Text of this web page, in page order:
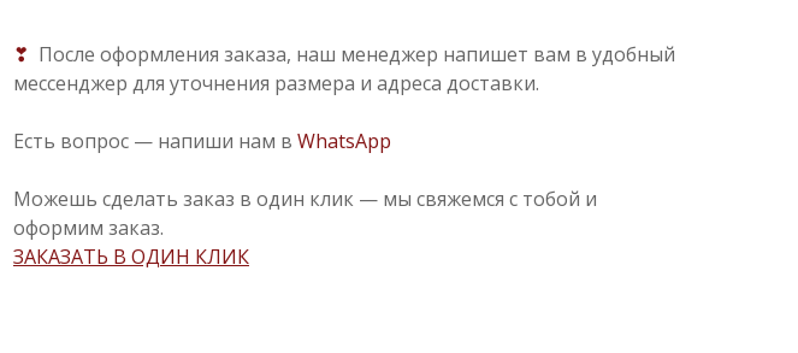
❣ После оформления заказа, наш менеджер напишет вам в удобный
мессенджер для уточнения размера и адреса доставки.
Есть вопрос — напиши нам в WhatsApp
Можешь сделать заказ в один клик — мы свяжемся с тобой и
оформим заказ.
ЗАКАЗАТЬ В ОДИН КЛИК